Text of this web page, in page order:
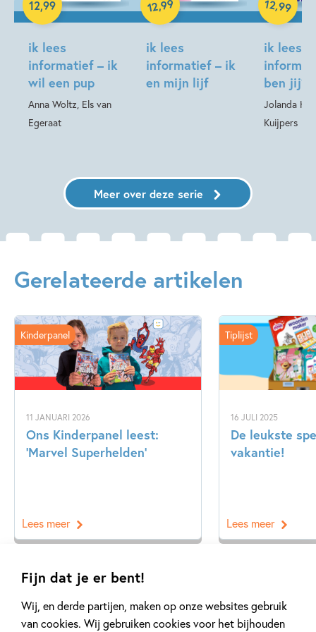
Fijn dat je er bent!
Wij, en derde partijen, maken op onze websites gebruik
van cookies. Wij gebruiken cookies voor het bijhouden
ik lees
informatief – ik
wil een pup
Anna Woltz, Els van
Egeraat
12,99
Hardcover
ik lees
informatief – ik
en mijn lijf
12,99
ik lees
ben jij?
Jolanda
Kuijpers
12,99
Hardcover
Meer over deze serie
Gerelateerde artikelen
11 JANUARI 2026
Ons Kinderpanel leest:
‘Marvel Superhelden’
Kinderpanel
Lees meer
16 JULI 2025
De leukste
vakantie!
Tiplijst
Lees meer
Bekijk alle artikelen